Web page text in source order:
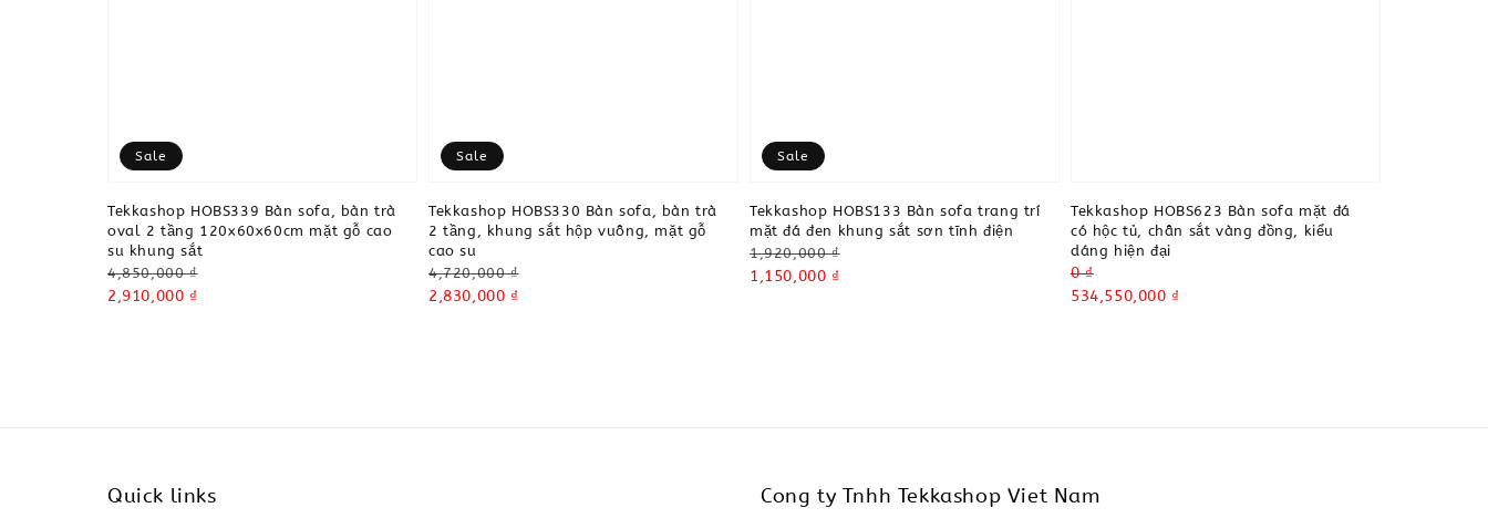
Sale
Tekkashop HOBS339 Bàn sofa, bàn trà
oval 2 tầng 120x60x60cm mặt gỗ cao
su khung sắt
Regular
price
4,850,000 ₫
Sale
2,910,000 ₫
Sale
Tekkashop HOBS330 Bàn sofa, bàn trà
2 tầng, khung sắt hộp vuông, mặt gỗ
cao su
Regular
price
4,720,000 ₫
Sale
2,830,000 ₫
Sale
Tekkashop HOBS133 Bàn sofa trang trí
mặt đá đen khung sắt sơn tĩnh điện
Regular
price
1,920,000 ₫
Sale
1,150,000 ₫
Tekkashop HOBS623 Bàn sofa mặt đá
có hộc tủ, chân sắt vàng đồng, kiểu
dáng hiện đại
Regular
price
0 ₫
Sale
534,550,000 ₫
Quick links Cong ty Tnhh Tekkashop Viet Nam